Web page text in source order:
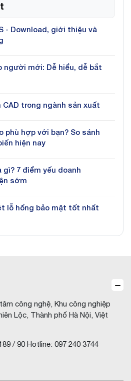
- Download, giới thiệu và
người mới: Dễ hiểu, dễ bắt
CAD trong ngành sản xuất
phù hợp với bạn? So sánh
hiện nay
7 điểm yếu doanh
sớm
lỗ hổng bảo mật tốt nhất
công nghệ, Khu công nghiệp
Lộc, Thành phố Hà Nội, Việt
/ 90 Hotline: 097 240 3744